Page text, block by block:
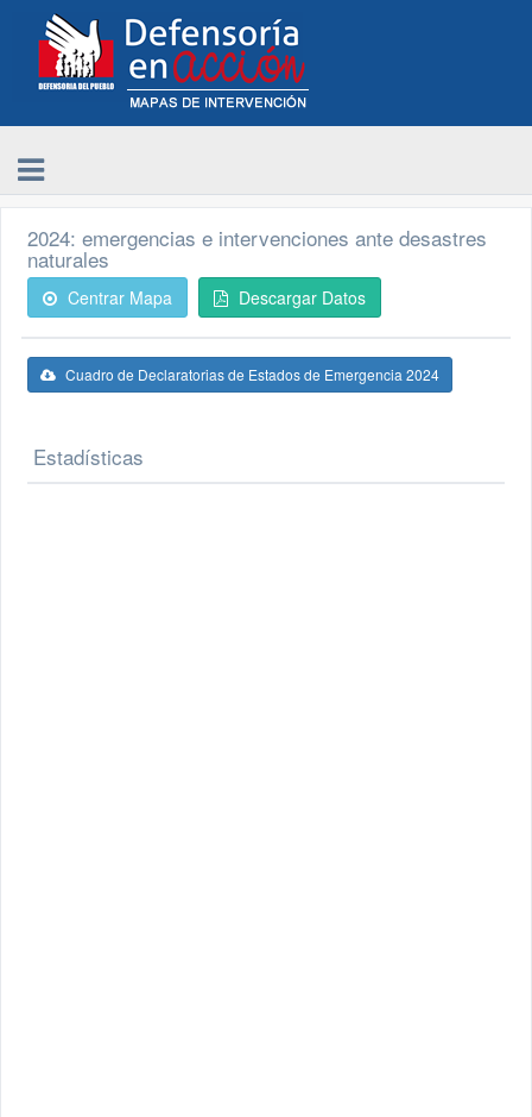
2024: emergencias e intervenciones ante desastres
naturales
Centrar Mapa Descargar Datos
Cuadro de Declaratorias de Estados de Emergencia 2024
Estadísticas